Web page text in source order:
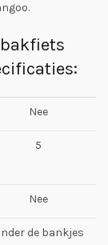
Nee
5
Nee
de bankjes